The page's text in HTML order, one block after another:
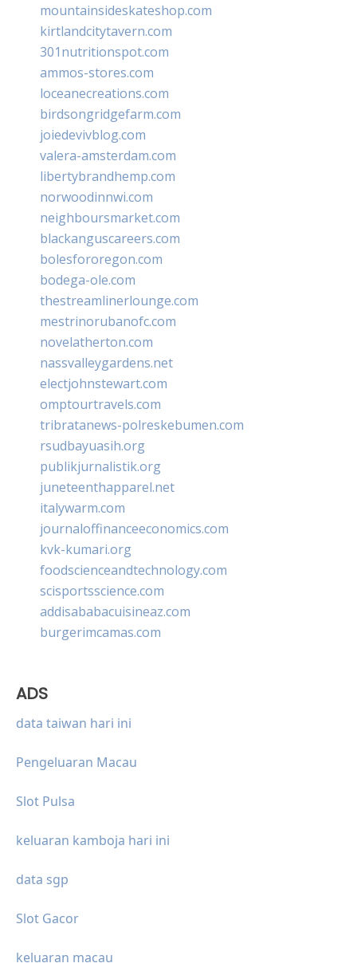
mountainsideskateshop.com
kirtlandcitytavern.com
301nutritionspot.com
ammos-stores.com
loceanecreations.com
birdsongridgefarm.com
joiedevivblog.com
valera-amsterdam.com
libertybrandhemp.com
norwoodinnwi.com
neighboursmarket.com
blackanguscareers.com
bolesfororegon.com
bodega-ole.com
thestreamlinerlounge.com
mestrinorubanofc.com
novelatherton.com
nassvalleygardens.net
electjohnstewart.com
omptourtravels.com
tribratanews-polreskebumen.com
rsudbayuasih.org
publikjurnalistik.org
juneteenthapparel.net
italywarm.com
journaloffinanceeconomics.com
kvk-kumari.org
foodscienceandtechnology.com
scisportsscience.com
addisababacuisineaz.com
burgerimcamas.com
ADS
data taiwan hari ini
Pengeluaran Macau
Slot Pulsa
keluaran kamboja hari ini
data sgp
Slot Gacor
keluaran macau